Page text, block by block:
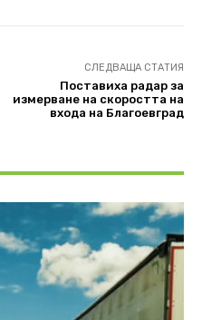
СЛЕДВАЩА СТАТИЯ
Поставиха радар за
измерване на скоростта на
входа на Благоевград